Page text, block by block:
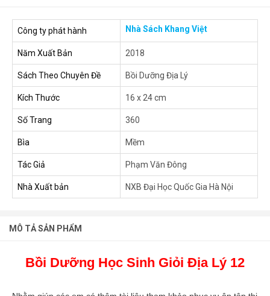
Công ty phát hành Nhà Sách Khang Việt
Năm Xuất Bản 2018
Sách Theo Chuyên Đề Bồi Dưỡng Địa Lý
Kích Thước 16 x 24 cm
Số Trang 360
Bìa Mềm
Tác Giả Phạm Văn Đông
Nhà Xuất bản NXB Đại Học Quốc Gia Hà Nội
MÔ TẢ SẢN PHẨM
Bồi Dưỡng Học Sinh Giỏi Địa Lý 12